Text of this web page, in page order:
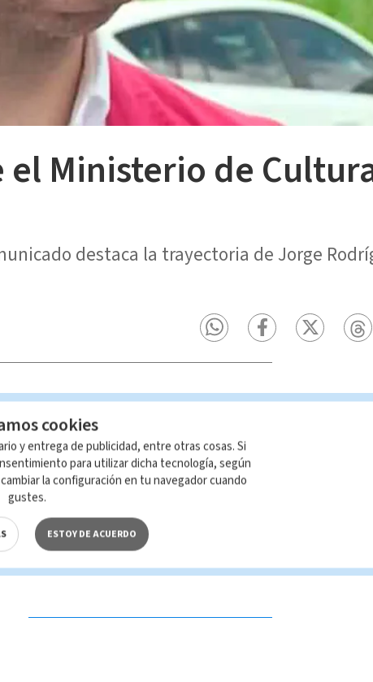
Ministerio de
destaca la trayectoria de Jorge
de TELEDIARIO; su reproducción no
cookies
y entrega de publicidad, entre otras cosas. Si
para utilizar dicha tecnología, según
la configuración en tu navegador cuando
gustes.
ESTOY DE ACUERDO